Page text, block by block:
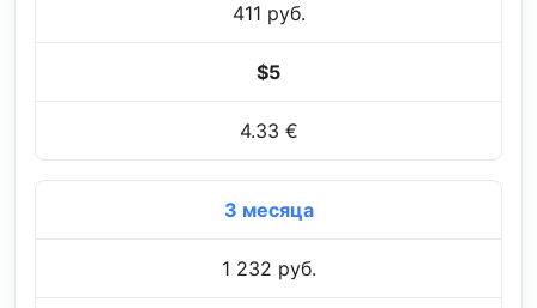
411 руб.
$5
4.33 €
3 месяца
1 232 руб.